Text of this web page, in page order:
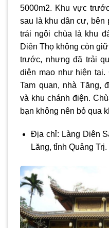
5000m2. Khu vực
sau là khu dân cư, bên
trái ngôi chùa là khu
Diên Thọ không còn
trước, nhưng đã trải
diện mạo như hiện tại.
Tam quan, nhà Tăng,
và khu chánh điện.
bạn không nên bỏ qua
Địa chỉ: Làng Diên
Lăng, tỉnh Quảng Trị.